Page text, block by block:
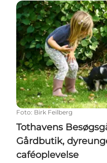
Tothavens
Foto: Birk Feilberg
Tothavens
Gårdbutik,
caféoplevelse